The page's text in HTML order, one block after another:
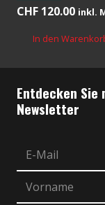
CHF 120.00 inkl.
In den
Entdecken
Newsletter